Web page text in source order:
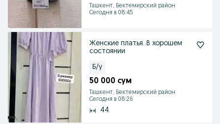
Ташкент, Бектемирский район
Сегодня в 08:45
Женские платья. В хорошем
состоянии
Б/у
50 000 сум
Ташкент, Бектемирский район
Сегодня в 08:26
44